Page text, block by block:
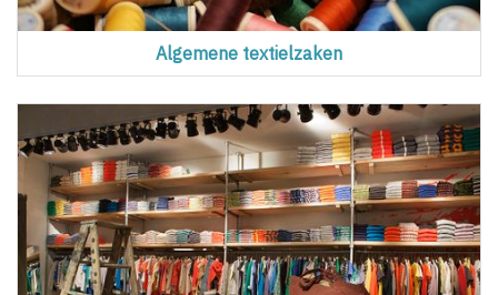
Algemene textielzaken